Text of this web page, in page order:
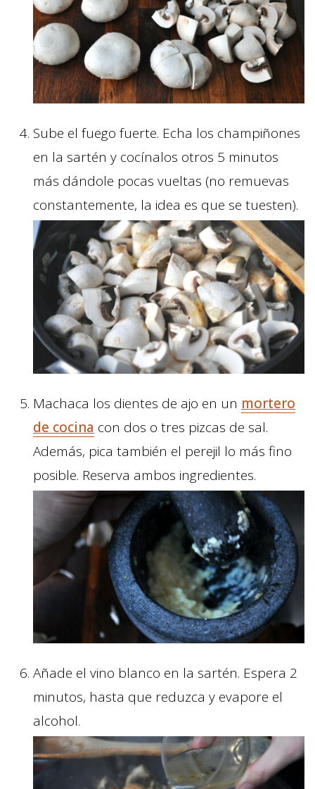
Sube el fuego fuerte. Echa los champiñones
en la sartén y cocínalos otros 5 minutos
más dándole pocas vueltas (no remuevas
constantemente, la idea es que se tuesten).
Machaca los dientes de ajo en un mortero
de cocina con dos o tres pizcas de sal.
Además, pica también el perejil lo más fino
posible. Reserva ambos ingredientes.
Añade el vino blanco en la sartén. Espera 2
minutos, hasta que reduzca y evapore el
alcohol.